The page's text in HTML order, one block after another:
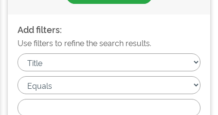
Add filters:
Use filters to refine the search results.